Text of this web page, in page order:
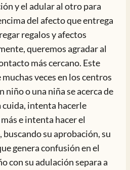
y el adular al otro para
del afecto que entrega
regalos y afectos
queremos agradar al
más cercano. Este
veces en los centros
niño o una niña se acerca de
cuida, intenta hacerle
e intenta hacer el
su aprobación, su
genera confusión en el
con su adulación separa a